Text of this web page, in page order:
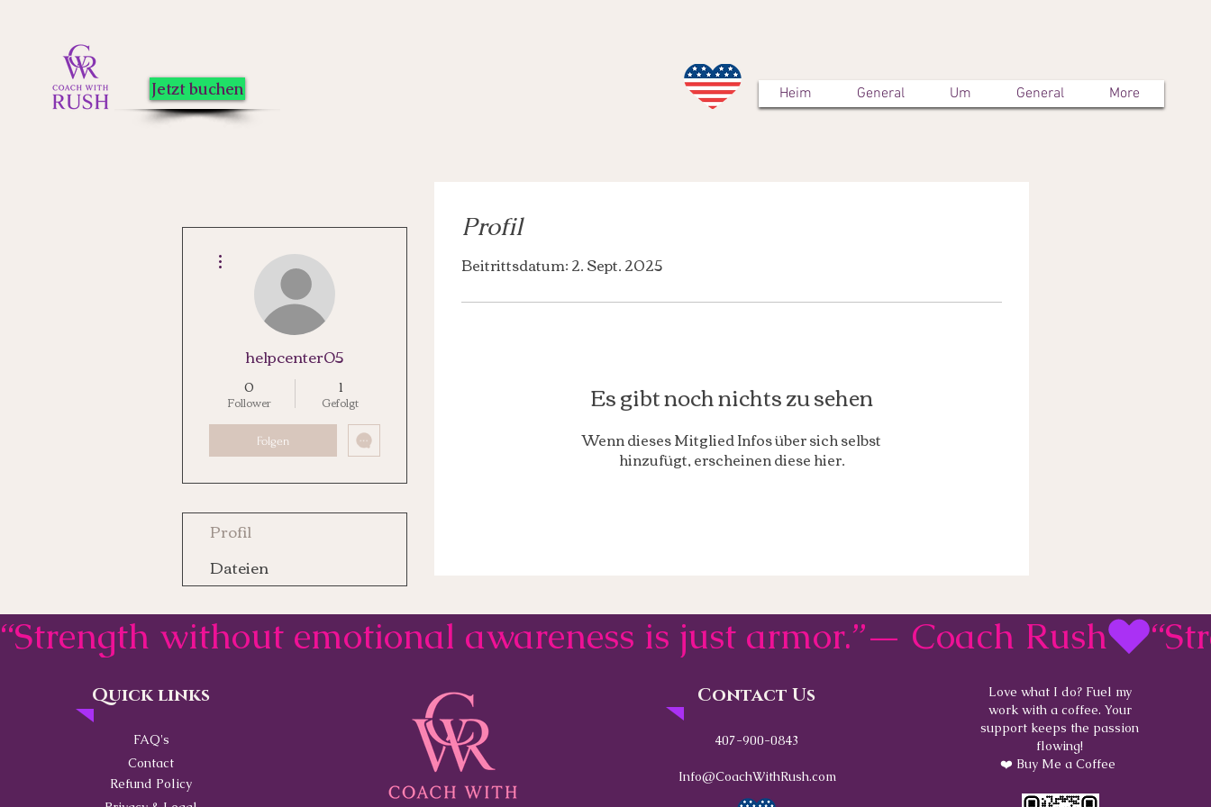
Jetzt buchen Heim General Um General More
Profil
Beitrittsdatum: 2. Sept. 2025
Es gibt noch nichts zu sehen
Wenn dieses Mitglied Infos über sich selbst
hinzufügt, erscheinen diese hier.
helpcenter05
0
Follower
1
Gefolgt
Folgen
Profil
Dateien
ContactQuick links
FAQ's
Contact
Refund Policy
Contact Us
407-900-0843
Info@CoachWithRush.com
Love what I do? Fuel my
work with a coffee. Your
support keeps the passion
flowing!
❤️ Buy Me a Coffee
“Strength without emotional awareness is just armor.”— Coach Rush